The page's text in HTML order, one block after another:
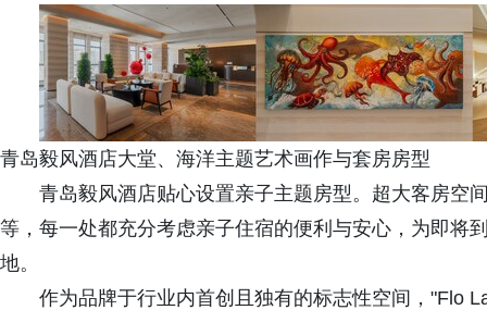
青岛毅风酒店大堂、海洋主题艺术画作与套房房型
青岛毅风酒店贴心设置亲子主题房型。超大客房空
等，每一处都充分考虑亲子住宿的便利与安心，为即将
地。
作为品牌于行业内首创且独有的标志性空间，"Flo